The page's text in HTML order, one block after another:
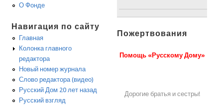
О Фонде
Навигация по сайту
Главная
Колонка главного
редактора
Новый номер журнала
Слово редактора (видео)
Русский Дом 20 лет назад
Русский взгляд
Пожертвования
Помощь «Русскому Дому»
Дорогие братья и сестры!